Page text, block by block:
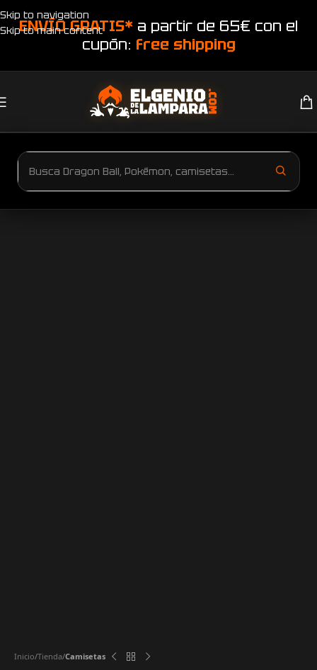
Skip to navigation
Skip to main content
ENVÍO GRATIS* a partir de 65€ con el
cupón: free shipping
Inicio Tienda Camisetas